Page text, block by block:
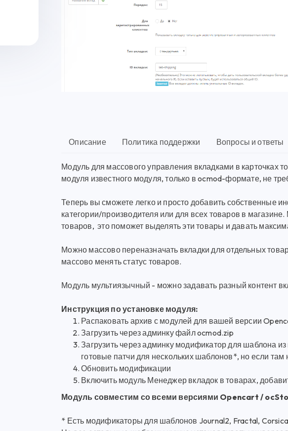
Описание Политика поддержки Вопросы и ответы
Модуль для массового управления вкладками в карточках
модуля известного модуля, только в ocmod-формате, не
Теперь вы сможете легко и просто добавить собственные
категории/производителя или для всех товаров в
товаров, это поможет выделять эти товары и давать
Можно массово переназначать вкладки для отдельных
массово менять статус товаров.
Модуль мультиязычный - можно задавать разный контент
Инструкция по установке модуля:
Распаковать архив с модулей для вашей версии
Загрузить через админку файл ocmod.zip
Загрузить через админку модификатор для шаблона
готовые патчи для нескольких шаблонов*, но если
Обновить модификации
Включить модуль Менеджер вкладок в товарах,
Модуль совместим со всеми версиями Opencart /
* Есть модификаторы для шаблонов Journal2, Fractal,